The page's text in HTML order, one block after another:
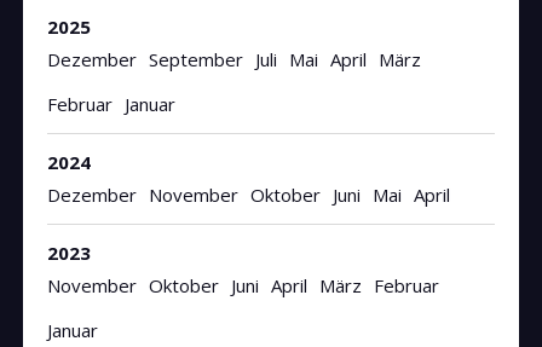
2025
Dezember September Juli Mai April März
Februar Januar
2024
Dezember November Oktober Juni Mai April
2023
November Oktober Juni April März Februar
Januar